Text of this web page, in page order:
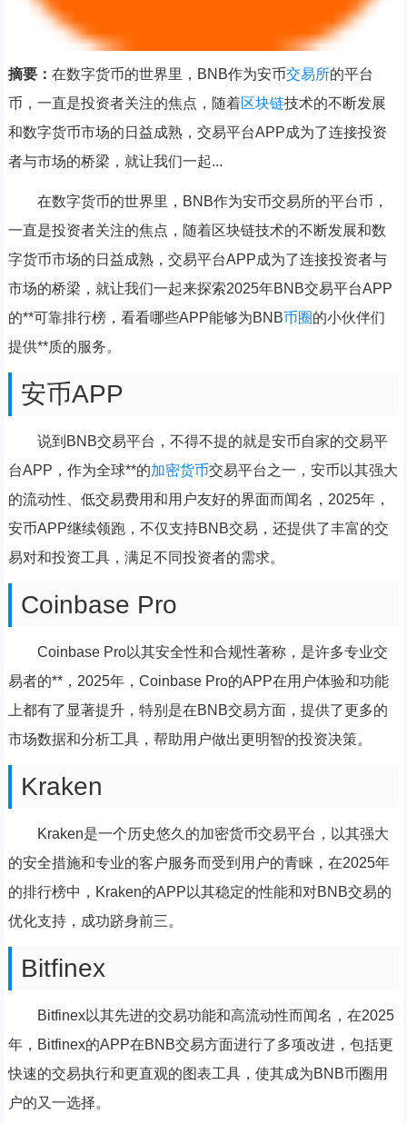
摘要： 在数字货币的世界里，BNB作为安币交易所的平台
币，一直是投资者关注的焦点，随着区块链技术的不断发展
和数字货币市场的日益成熟，交易平台APP成为了连接投资
者与市场的桥梁，就让我们一起...
在数字货币的世界里，BNB作为安币交易所的平台币，
一直是投资者关注的焦点，随着区块链技术的不断发展和数
字货币市场的日益成熟，交易平台APP成为了连接投资者与
市场的桥梁，就让我们一起来探索2025年BNB交易平台APP
的**可靠排行榜，看看哪些APP能够为BNB币圈的小伙伴们
提供**质的服务。
安币APP
说到BNB交易平台，不得不提的就是安币自家的交易平
台APP，作为全球**的加密货币交易平台之一，安币以其强大
的流动性、低交易费用和用户友好的界面而闻名，2025年，
安币APP继续领跑，不仅支持BNB交易，还提供了丰富的交
易对和投资工具，满足不同投资者的需求。
Coinbase Pro
Coinbase Pro以其安全性和合规性著称，是许多专业交
易者的**，2025年，Coinbase Pro的APP在用户体验和功能
上都有了显著提升，特别是在BNB交易方面，提供了更多的
市场数据和分析工具，帮助用户做出更明智的投资决策。
Kraken
Kraken是一个历史悠久的加密货币交易平台，以其强大
的安全措施和专业的客户服务而受到用户的青睐，在2025年
的排行榜中，Kraken的APP以其稳定的性能和对BNB交易的
优化支持，成功跻身前三。
Bitfinex
Bitfinex以其先进的交易功能和高流动性而闻名，在2025
年，Bitfinex的APP在BNB交易方面进行了多项改进，包括更
快速的交易执行和更直观的图表工具，使其成为BNB币圈用
户的又一选择。